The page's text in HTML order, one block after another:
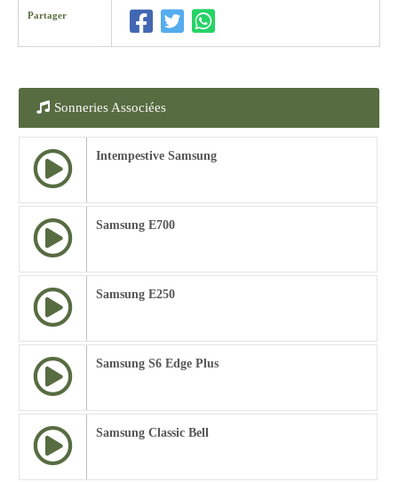
Partager
Sonneries Associées
Intempestive Samsung
Samsung E700
Samsung E250
Samsung S6 Edge Plus
Samsung Classic Bell